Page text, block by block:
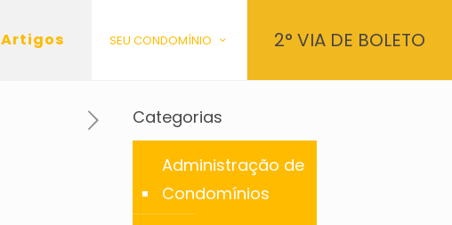
Artigos SEU CONDOMÍNIO 2° VIA DE BOLETO
Categorias
Administração de
Condomínios